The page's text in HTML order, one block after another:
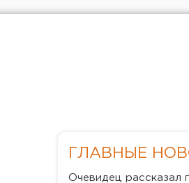
ГЛАВНЫЕ
Очевидец рассказал